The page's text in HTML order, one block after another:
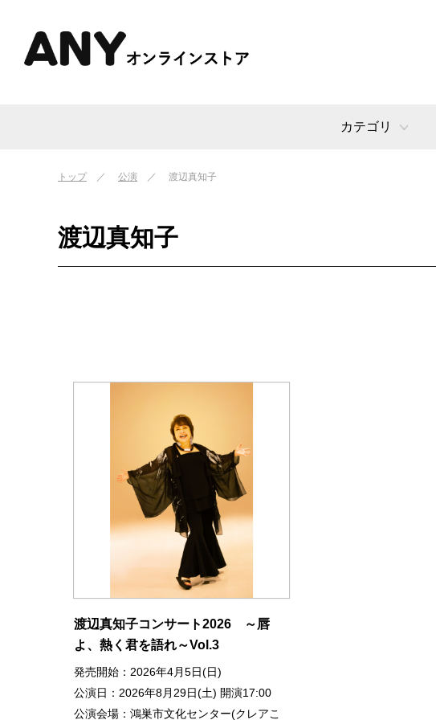
カテゴリ
トップ 公演 渡辺真知子
渡辺真知子
渡辺真知子コンサート2026 ～唇
よ、熱く君を語れ～Vol.3
発売開始：2026年4月5日(日)
公演日：2026年8月29日(土) 開演17:00
公演会場：鴻巣市文化センター(クレアこ